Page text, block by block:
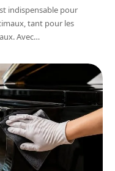
indispensable pour
tant pour les
Avec…